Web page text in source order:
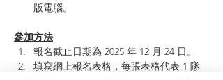
版電腦。
參加方法
報名截止日期為 2025 年 12 月 24 日。
填寫網上報名表格，每張表格代表 1 隊